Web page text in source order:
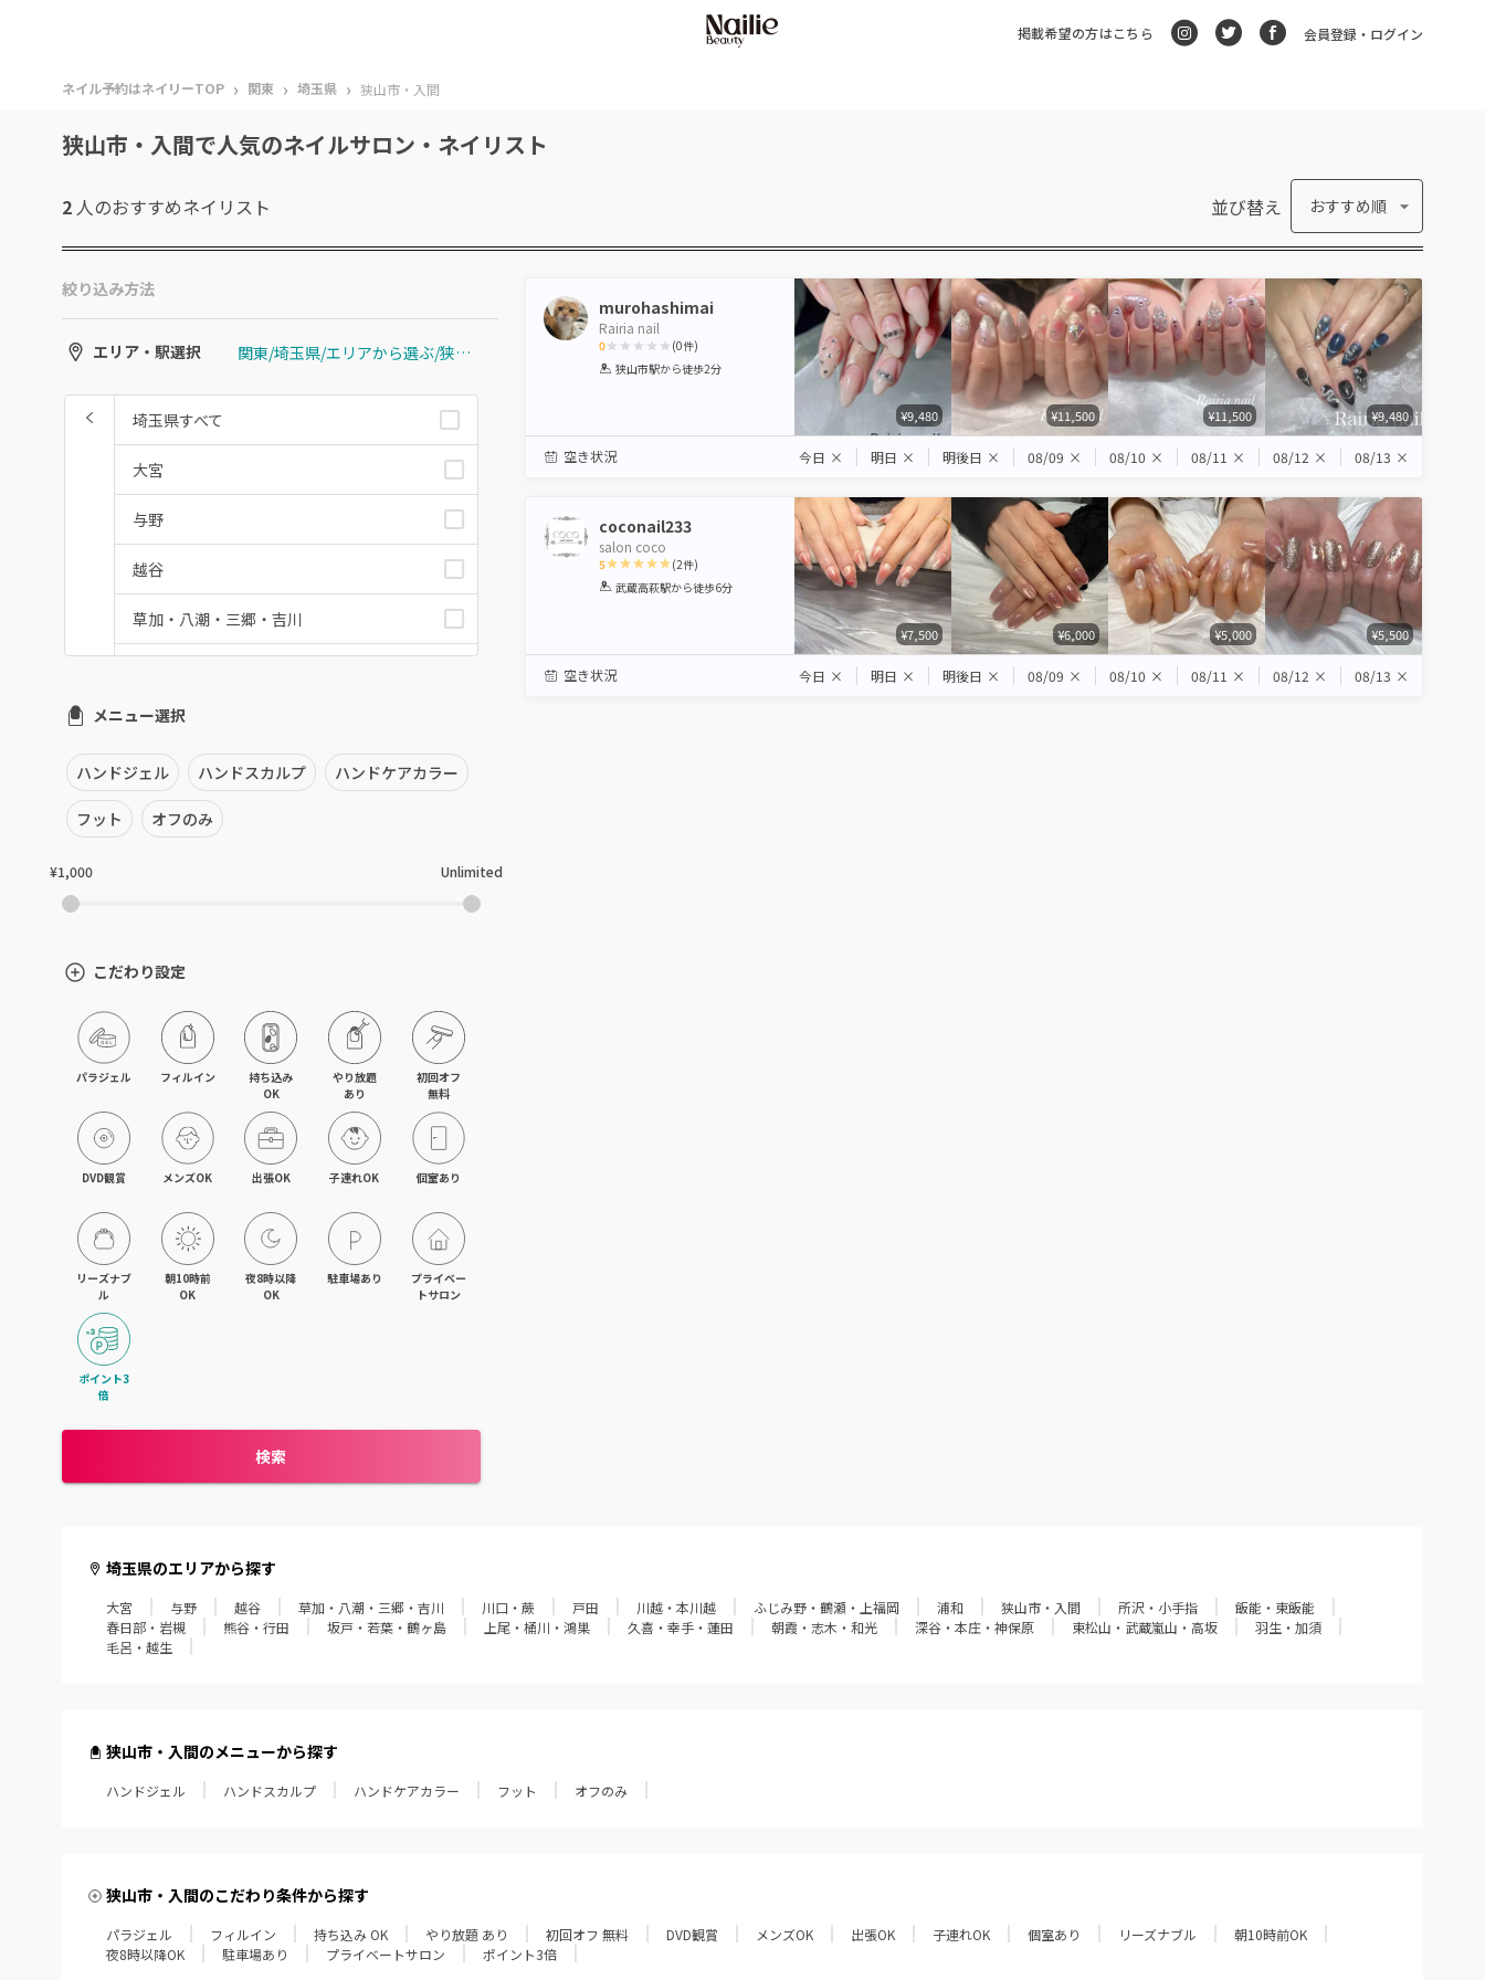
掲載希望の方はこちら 会員登録・ログイン
ネイル予約はネイリーTOP › 関東 › 埼玉県 › 狭山市・入間
狭山市・入間で人気のネイルサロン・ネイリスト
2 人のおすすめネイリスト 並び替え おすすめ順
絞り込み方法
エリア・駅選択 関東/埼玉県/エリアから選ぶ/狭山市・入間
埼玉県すべて
大宮
与野
越谷
草加・八潮・三郷・吉川
戸田
川越・本川越
ふじみ野・鶴瀬・上福岡
所沢・小手指
飯能・東飯能
春日部・岩槻
熊谷・行田
坂戸・若葉・鶴ヶ島
上尾・桶川・鴻巣
久喜・幸手・蓮田
メニュー選択
ハンドジェル ハンドスカルプ ハンドケアカラー
フット オフのみ
¥1,000 Unlimited
こだわり設定
パラジェル フィルイン
持ち込み
OK
やり放題
あり
初回オフ
無料
DVD観賞 メンズOK 出張OK 子連れOK 個室あり
リーズナブ
ル
朝10時前
OK
夜8時以降
OK
駐車場あり
プライベー
トサロン
ポイント3
倍
検索
murohashimai
Rairia nail
0
1 2 3 4 5
(0件)
狭山市駅から徒歩2分
¥9,480 ¥11,500 ¥11,500 ¥9,480
空き状況 今日 × 明日 × 明後日 × 08/09 × 08/10 × 08/11 × 08/12 × 08/13 ×
coconail233
salon coco
5
1 2 3 4 5
(2件)
武蔵高萩駅から徒歩6分
¥7,500 ¥6,000 ¥5,000 ¥5,500
空き状況 今日 × 明日 × 明後日 × 08/09 × 08/10 × 08/11 × 08/12 × 08/13 ×
埼玉県のエリアから探す
大宮 与野 越谷 草加・八潮・三郷・吉川 川口・蕨 戸田 川越・本川越 ふじみ野・鶴瀬・上福岡 浦和 狭山市・入間 所沢・小手指
飯能・東飯能
春日部・岩槻
熊谷・行田 坂戸・若葉・鶴ヶ島 上尾・桶川・鴻巣 久喜・幸手・蓮田 朝霞・志木・和光 深谷・本庄・神保原 東松山・武蔵嵐山・高坂
羽生・加須
毛呂・越生
狭山市・入間のメニューから探す
ハンドジェル ハンドスカルプ ハンドケアカラー フット オフのみ
狭山市・入間のこだわり条件から探す
パラジェル フィルイン 持ち込み OK やり放題 あり 初回オフ 無料 DVD観賞 メンズOK 出張OK 子連れOK 個室あり リーズナブル
朝10時前OK
夜8時以降OK
駐車場あり プライベートサロン ポイント3倍